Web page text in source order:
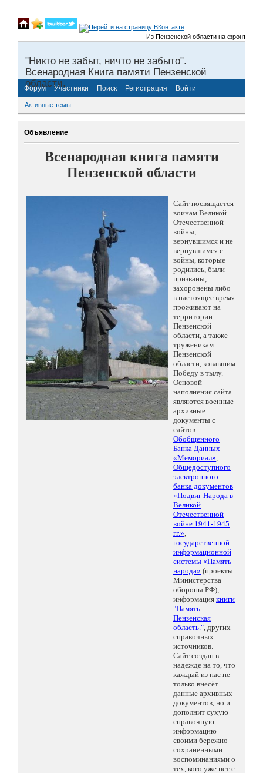
Из Пензенской области на фронты
"Никто не забыт, ничто не забыто".
Всенародная Книга памяти Пензенской
области.
Форум Участники Поиск Регистрация Войти
Активные темы
Объявление
Всенародная книга памяти
Пензенской области
Сайт посвящается
воинам Великой
Отечественной
войны,
вернувшимся и не
вернувшимся с
войны, которые
родились, были
призваны,
захоронены либо
в настоящее время
проживают на
территории
Пензенской
области, а также
труженикам
Пензенской
области, ковавшим
Победу в тылу.
Основой
наполнения сайта
являются военные
архивные
документы с
сайтов
Обобщенного
Банка Данных
«Мемориал»,
Общедоступного
электронного
банка документов
«Подвиг Народа в
Великой
Отечественной
войне 1941-1945
гг.»,
государственной
информационной
системы «Память
народа» (проекты
Министерства
обороны РФ),
информация книги
"Память.
Пензенская
область.", других
справочных
источников.
Сайт создан в
надежде на то, что
каждый из нас не
только внесёт
данные архивных
документов, но и
дополнит сухую
справочную
информацию
своими бережно
сохраненными
воспоминаниями о
тех, кого уже нет с